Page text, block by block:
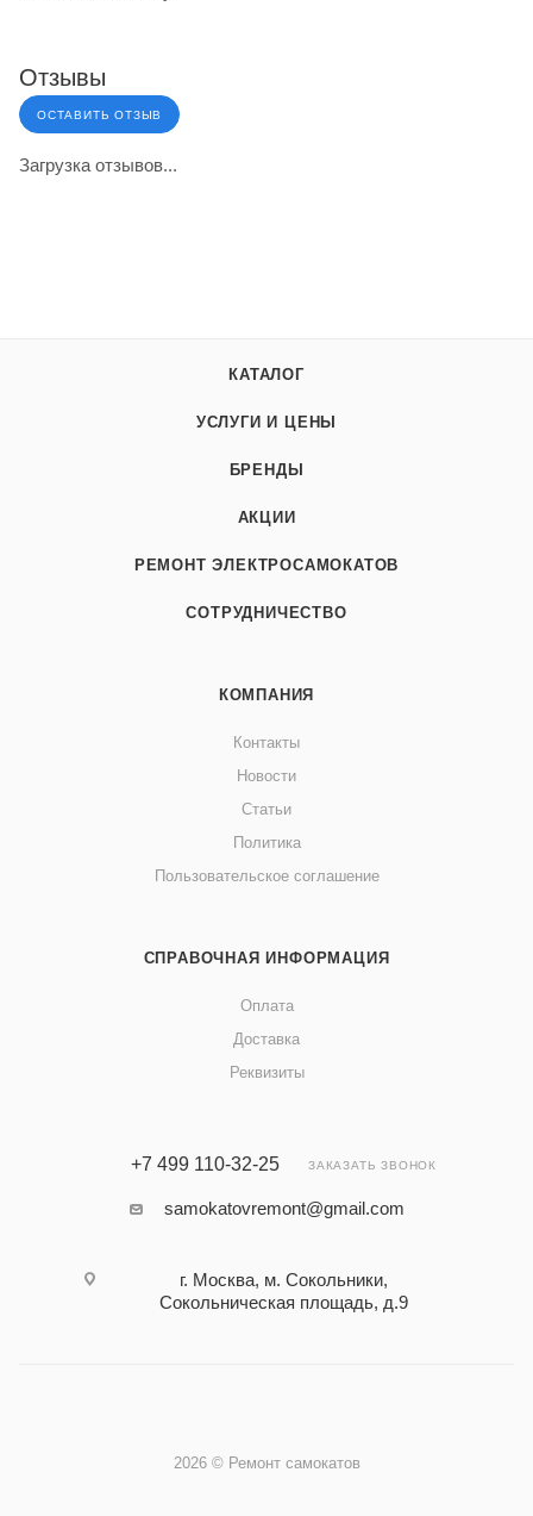
Отзывы
ОСТАВИТЬ ОТЗЫВ
Загрузка отзывов...
КАТАЛОГ
УСЛУГИ И ЦЕНЫ
БРЕНДЫ
АКЦИИ
РЕМОНТ ЭЛЕКТРОСАМОКАТОВ
СОТРУДНИЧЕСТВО
КОМПАНИЯ
Контакты
Новости
Статьи
Политика
Пользовательское соглашение
СПРАВОЧНАЯ ИНФОРМАЦИЯ
Оплата
Доставка
Реквизиты
+7 499 110-32-25 ЗАКАЗАТЬ ЗВОНОК
samokatovremont@gmail.com
г. Москва, м. Сокольники,
Сокольническая площадь, д.9
2026 © Ремонт самокатов